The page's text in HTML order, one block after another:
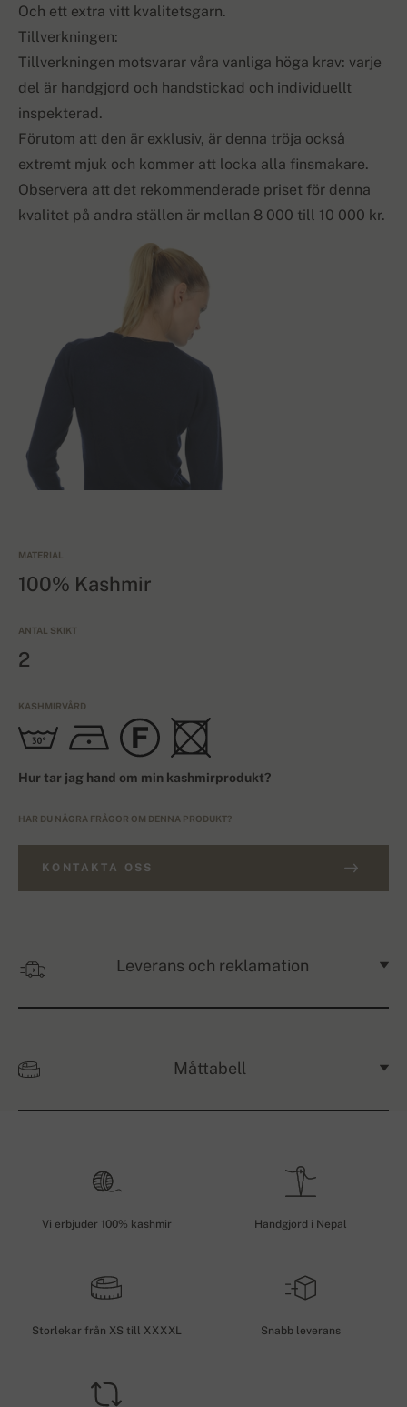
Och ett extra vitt kvalitetsgarn.
Tillverkningen:
Tillverkningen motsvarar våra vanliga höga krav: varje
del är handgjord och handstickad och individuellt
inspekterad.
Förutom att den är exklusiv, är denna tröja också
extremt mjuk och kommer att locka alla finsmakare.
Observera att det rekommenderade priset för denna
kvalitet på andra ställen är mellan 8 000 till 10 000 kr.
MATERIAL
100% Kashmir
ANTAL SKIKT
2
KASHMIRVÅRD
Hur tar jag hand om min kashmirprodukt?
HAR DU NÅGRA FRÅGOR OM DENNA PRODUKT?
KONTAKTA OSS
Leverans och reklamation
Måttabell
Vi erbjuder 100% kashmir Handgjord i Nepal
Storlekar från XS till XXXXL Snabb leverans